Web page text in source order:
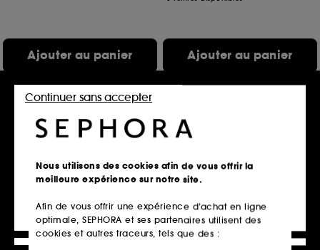
Ajouter au panier Ajouter au panier
MAKEUP BY MARIO
Ultra Suede® Lipstick
Rouge à lèvres mat
CLINIQUE
Take The Day Off™
Nous utilisons des cookies afin de vous offrir la
meilleure expérience sur notre site.
Afin de vous offrir une expérience d’achat en ligne
optimale, SEPHORA et ses partenaires utilisent des
cookies et autres traceurs, tels que des :
Continuer sans accepter